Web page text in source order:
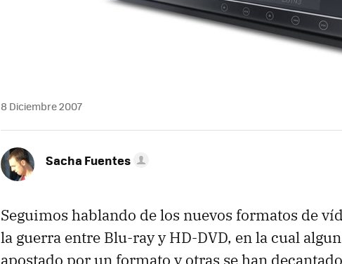
8 Diciembre 2007
Sacha Fuentes
Seguimos hablando de los nuevos formatos de
la guerra entre Blu-ray y HD-DVD, en la cual
apostado por un formato y otras se han